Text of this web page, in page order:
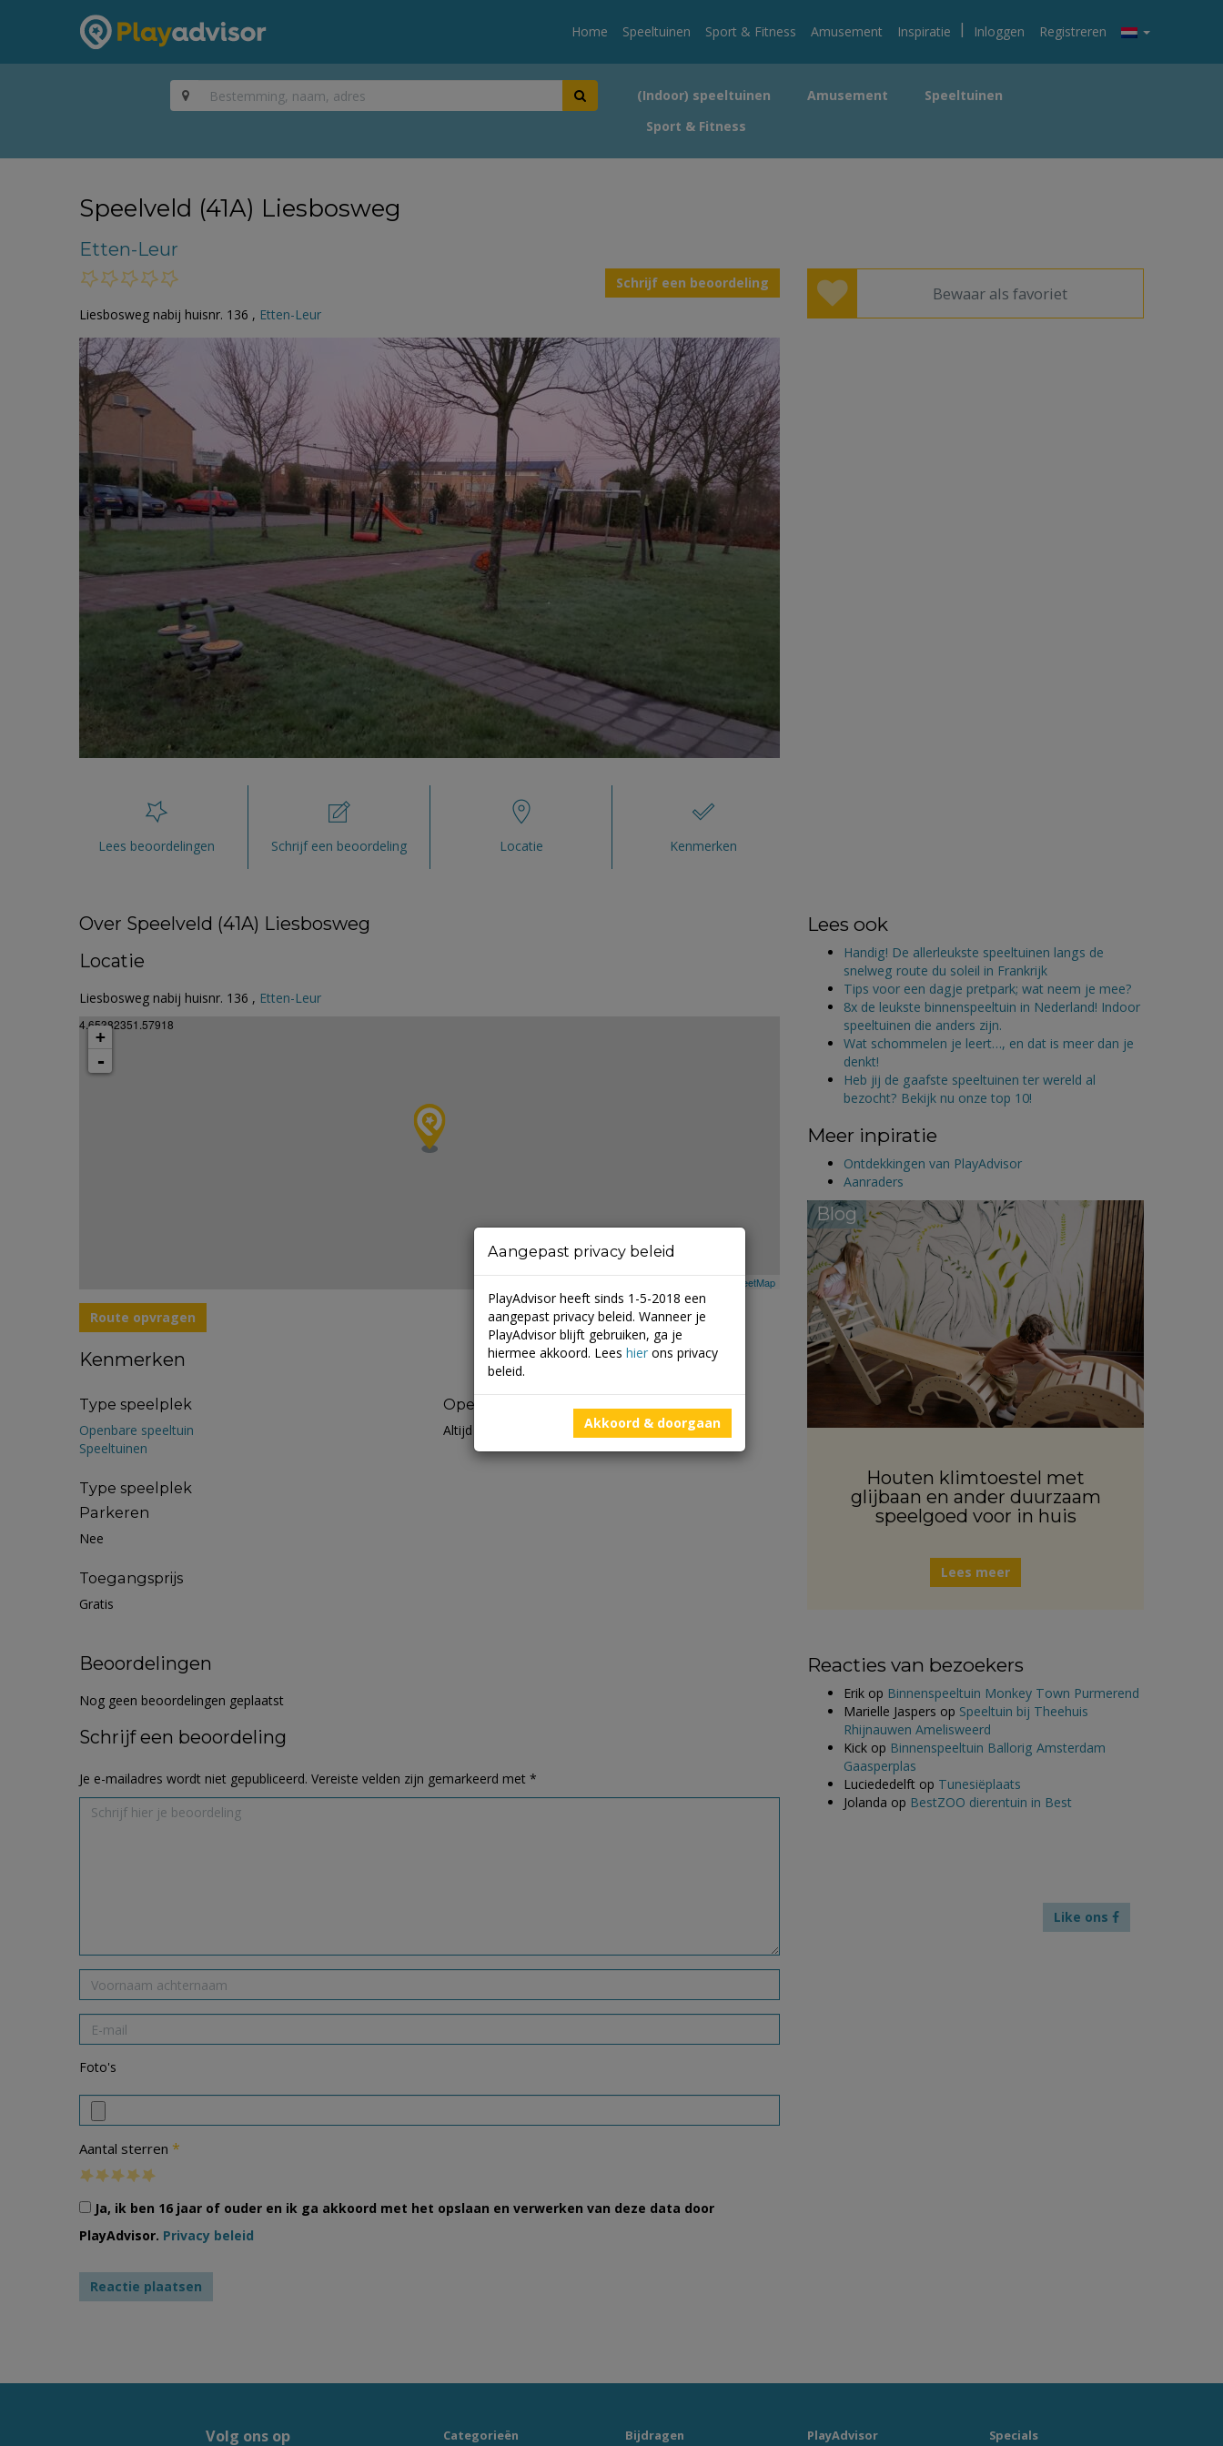
Home Speeltuinen Sport & Fitness Amusement Inspiratie | Inloggen Registreren
(Indoor) speeltuinen Amusement
Speeltuinen
Sport & Fitness
Speelveld (41A) Liesbosweg
Etten-Leur
Schrijf een beoordeling
Liesbosweg nabij huisnr. 136 , Etten-Leur
Bewaar als favoriet
Lees beoordelingen Schrijf een beoordeling Locatie Kenmerken
Over Speelveld (41A) Liesbosweg
Locatie
Liesbosweg nabij huisnr. 136 , Etten-Leur
4.65382351.57918
+
-
OpenStreetMap
Route opvragen
Kenmerken
Type speelplek
Openbare speeltuin
Speeltuinen
Type speelplek
Parkeren
Nee
Toegangsprijs
Gratis
Openingstijden
Altijd open
Beoordelingen
Nog geen beoordelingen geplaatst
Schrijf een beoordeling
Je e-mailadres wordt niet gepubliceerd. Vereiste velden zijn gemarkeerd met *
Foto's
Aantal sterren *
Ja, ik ben 16 jaar of ouder en ik ga akkoord met het opslaan en verwerken van deze data door
PlayAdvisor. Privacy beleid
Lees ook
Handig! De allerleukste speeltuinen langs de
snelweg route du soleil in Frankrijk
Tips voor een dagje pretpark; wat neem je mee?
8x de leukste binnenspeeltuin in Nederland! Indoor
speeltuinen die anders zijn.
Wat schommelen je leert…, en dat is meer dan je
denkt!
Heb jij de gaafste speeltuinen ter wereld al
bezocht? Bekijk nu onze top 10!
Meer inpiratie
Ontdekkingen van PlayAdvisor
Aanraders
Blog
Houten klimtoestel met
glijbaan en ander duurzaam
speelgoed voor in huis
Lees meer
Reacties van bezoekers
Erik op Binnenspeeltuin Monkey Town Purmerend
Marielle Jaspers op Speeltuin bij Theehuis
Rhijnauwen Amelisweerd
Kick op Binnenspeeltuin Ballorig Amsterdam
Gaasperplas
Luciededelft op Tunesiëplaats
Jolanda op BestZOO dierentuin in Best
Like ons
Volg ons op Categorieën Bijdragen PlayAdvisor Specials
Aangepast privacy beleid
PlayAdvisor heeft sinds 1-5-2018 een
aangepast privacy beleid. Wanneer je
PlayAdvisor blijft gebruiken, ga je
hiermee akkoord. Lees hier ons privacy
beleid.
Akkoord & doorgaan